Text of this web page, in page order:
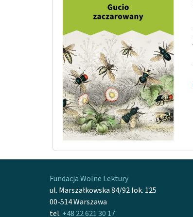
Fundacja Wolne Lektury
ul. Marszałkowska 84/92 lok. 125
00-514 Warszawa
tel. +48 22 621 30 17